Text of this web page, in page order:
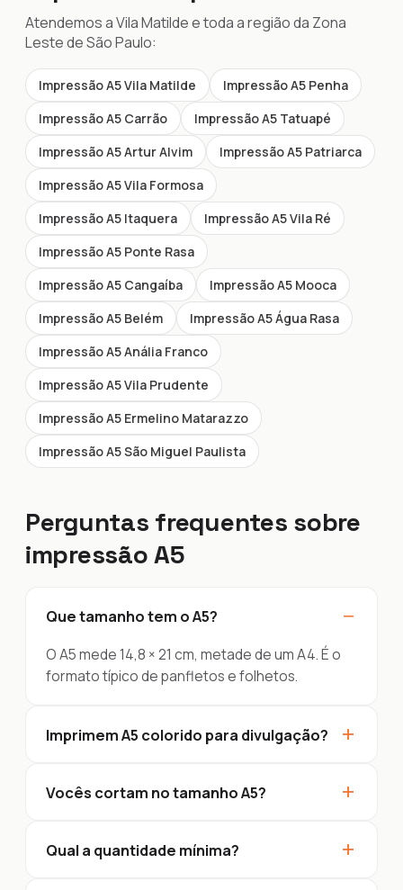
Atendemos a Vila Matilde e toda a região da Zona
Leste de São Paulo:
Impressão A5 Vila Matilde
Impressão A5 Penha
Impressão A5 Carrão
Impressão A5 Tatuapé
Impressão A5 Artur Alvim
Impressão A5 Patriarca
Impressão A5 Vila Formosa
Impressão A5 Itaquera
Impressão A5 Vila Ré
Impressão A5 Ponte Rasa
Impressão A5 Cangaíba
Impressão A5 Mooca
Impressão A5 Belém
Impressão A5 Água Rasa
Impressão A5 Anália Franco
Impressão A5 Vila Prudente
Impressão A5 Ermelino Matarazzo
Impressão A5 São Miguel Paulista
Perguntas frequentes sobre
impressão A5
Que tamanho tem o A5? −
O A5 mede 14,8 × 21 cm, metade de um A4. É o
formato típico de panfletos e folhetos.
Imprimem A5 colorido para divulgação? +
Vocês cortam no tamanho A5? +
Qual a quantidade mínima? +